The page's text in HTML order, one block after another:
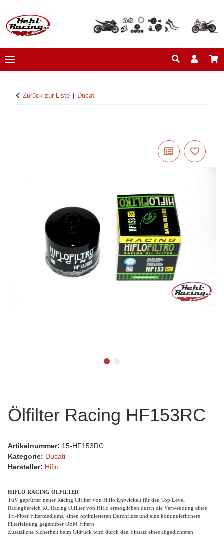
Zurück zur Liste Ducati
Ölfilter Racing HF153RC
Artikelnummer: 15-HF153RC
Kategorie: Ducati
Hersteller: Hiflo
HIFLO RACING ÖLFILTER
TüV geprüfter neuer Racing Ölfilter von Hiflo Entwickelt für den Top Level
Racingbereich RC Racing Ölfilter von Hiflo ermöglichen durch die Verwendung eines
Tri-Fiber Filtermediums, einen optimierteren Durchfluss und eine kontinuierlichere
Filterleistung gegenüber OEM Filtern.
Zusätzliche Sicherheit beim Öldruck wird durch den Einsatz eines abgedichteten